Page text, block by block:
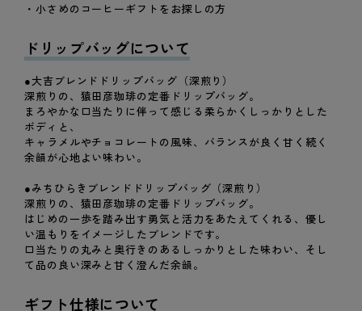
す
す
・小さめのコーヒーギフトをお探しの方
ドリップバッグについて
●大吉ブレンドドリップバッグ（深煎り）
深煎りの、猿田彦珈琲の定番ドリップバッグ。
まろやかな口当たりに伴って感じる柔らかくしっかりとした
ボディと、
キャラメルやチョコレートの風味、バランスが良く甘く続く
余韻が心地よい味わい。
●みちひらきブレンドドリップバッグ（深煎り）
深煎りの、猿田彦珈琲の定番ドリップバッグ。
はじめの一歩を踏み出す勇気と活力をあたえてくれる、優し
い温もりをイメージしたブレンドです。
口当たりの丸みと奥行きのあるしっかりとした味わい、そし
て品の良い深みと甘く澄んだ余韻。
ギフト仕様について